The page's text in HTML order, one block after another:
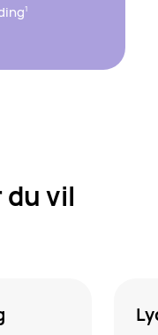
1
vil